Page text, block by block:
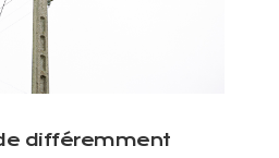
différemment